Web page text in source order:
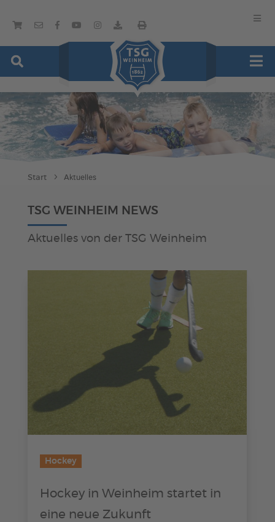
Start Aktuelles
TSG WEINHEIM NEWS
Aktuelles von der TSG Weinheim
Hockey
Hockey in Weinheim startet in
eine neue Zukunft